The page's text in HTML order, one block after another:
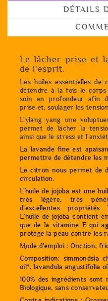
DÉTAILS
Le lâcher prise et
de l'esprit.
Les huiles essentielles
détendre à la fois le
soin en profondeur afin
prise et, soulager les
L'ylang yang une
permet de lâcher la
ainsi que le stress et
La lavande fine est
permettre de détendre les
Le citron nous permet de
circulation.
L'huile de jojoba est une
très légère, très
d'excellentes propriétés
L’huile de jojoba contient
que de la vitamine E qui
protège la peau contre les
Mode d'emploi : Onction,
Composition: simmondsia
oil*, lavandula angustifolia
100% des ingrédients sont
Biologique, sans